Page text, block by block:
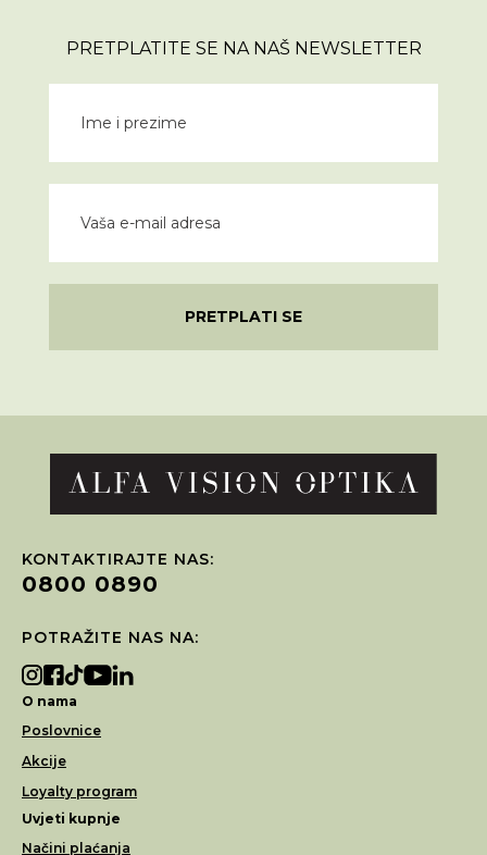
PRETPLATITE SE NA NAŠ NEWSLETTER
PRETPLATI SE
KONTAKTIRAJTE NAS:
0800 0890
POTRAŽITE NAS NA:
O nama
Poslovnice
Akcije
Loyalty program
Uvjeti kupnje
Načini plaćanja